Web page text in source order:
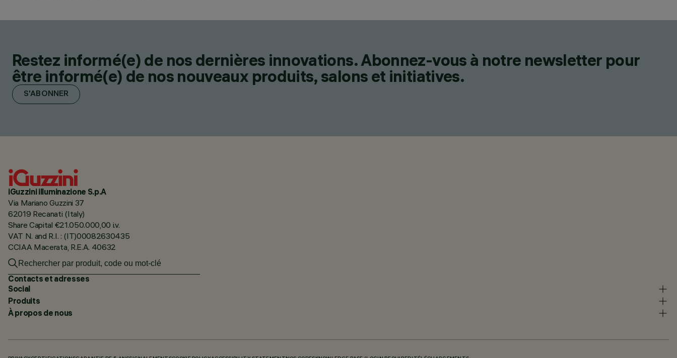
Restez informé(e) de nos dernières innovations. Abonnez-vous à notre newsletter pour
être informé(e) de nos nouveaux produits, salons et initiatives.
S'ABONNER
iGuzzini illuminazione S.p.A
Via Mariano Guzzini 37
62019 Recanati (Italy)
Share Capital €21.050.000,00 i.v.
VAT N. and R.I. : (IT)00082630435
CCIAA Macerata, R.E.A. 40632
Contacts et adresses
Social
Produits
À propos de nous